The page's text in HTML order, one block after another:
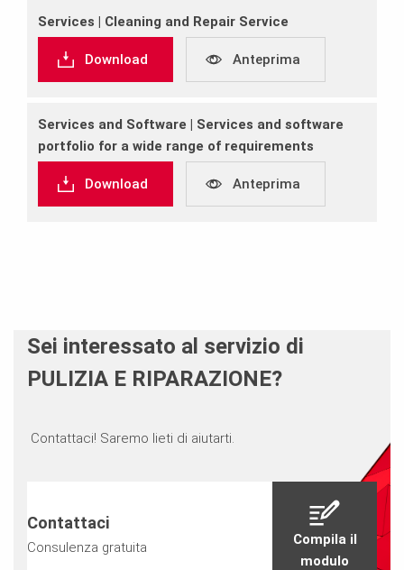
Services | Cleaning and Repair Service
Download Anteprima
Services and Software | Services and software
portfolio for a wide range of requirements
Download Anteprima
Sei interessato al servizio di
PULIZIA E RIPARAZIONE?
Contattaci! Saremo lieti di aiutarti.
Contattaci
Consulenza gratuita
Compila il
modulo